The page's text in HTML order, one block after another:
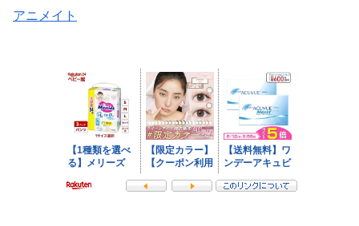
アニメイト